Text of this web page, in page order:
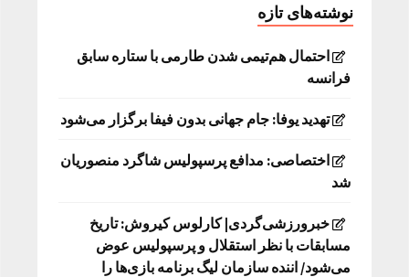
نوشته‌های تازه
احتمال هم‌تیمی شدن طارمی با ستاره سابق
فرانسه
تهدید یوفا: جام جهانی بدون فیفا برگزار می‌شود
اختصاصی: مدافع پرسپولیس شاگرد منصوریان
شد
خبرورزشی‌گردی| کارلوس کیروش: تاریخ
مسابقات با نظر استقلال و پرسپولیس عوض
می‌شود/ اننده سازمان لیگ برنامه بازی‌ها را